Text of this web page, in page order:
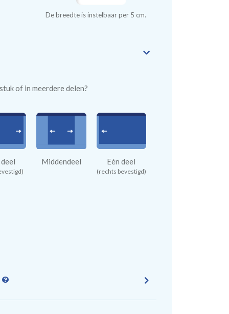
De breedte is instelbaar per 5 cm.
of in meerdere delen?
Middendeel Eén deel
(rechts bevestigd)